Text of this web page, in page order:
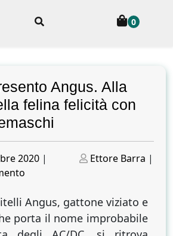
0
Angus. Alla
felina felicità con
2020 |
Posted
Ettore Barra |
ti
presento
Angus.
Angus, gattone viziato e
porta il nome improbabile